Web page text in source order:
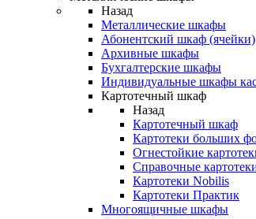
Назад
Металлические шкафы
Абонентский шкаф (ячейки)
Архивные шкафы
Бухгалтерские шкафы
Индивидуальные шкафы
Картотечный шкаф
Назад
Картотечный шкаф
Картотеки больших
Огнестойкие
Справочные
Картотеки Nobilis
Картотеки Практик
Многоящичные шкафы